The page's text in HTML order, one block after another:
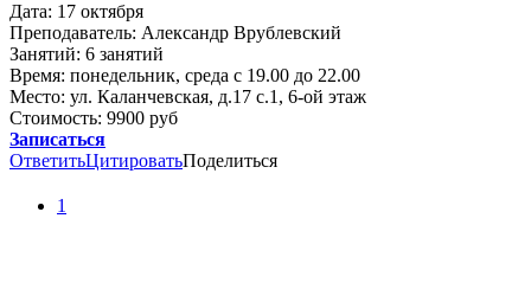
Дата: 17 октября
Преподаватель: Александр Врублевский
Занятий: 6 занятий
Время: понедельник, среда с 19.00 до 22.00
Место: ул. Каланчевская, д.17 с.1, 6-ой этаж
Стоимость: 9900 руб
Записаться
ОтветитьЦитироватьПоделиться
1